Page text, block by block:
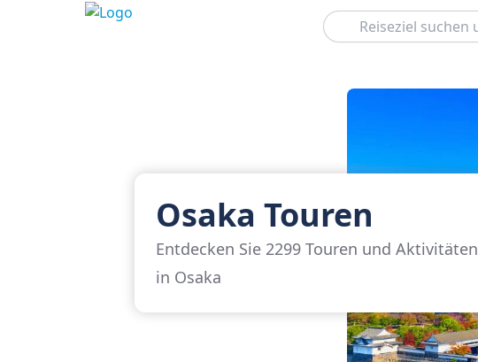
Suchen
Osaka Touren
Entdecken Sie 2299 Touren und Aktivitäten
in Osaka